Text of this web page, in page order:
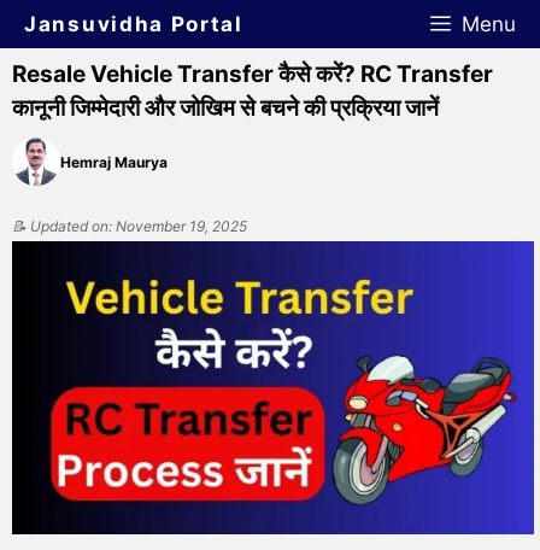
Jansuvidha Portal Menu
Resale Vehicle Transfer कैसे करें? RC Transfer
कानूनी जिम्मेदारी और जोखिम से बचने की प्रक्रिया जानें
Hemraj Maurya
📝 Updated on: November 19, 2025